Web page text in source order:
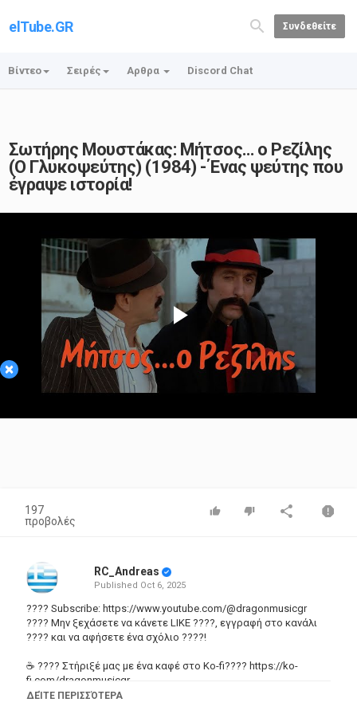
elTube.GR Συνδεθείτε
Βίντεο Σειρές Αρθρα Discord Chat
Σωτήρης Μουστάκας: Μήτσος… ο Ρεζίλης
(Ο Γλυκοψεύτης) (1984) - Ένας ψεύτης που
έγραψε ιστορία!
×
Play
Video
197
προβολές
RC_Andreas
Published Oct 6, 2025
???? Subscribe: https://www.youtube.com/@dragonmusicgr
???? Μην ξεχάσετε να κάνετε LIKE ????, εγγραφή στο κανάλι
???? και να αφήσετε ένα σχόλιο ????!
☕ ???? Στήριξέ μας με ένα καφέ στο Ko-fi???? https://ko-
fi.com/dragonmusicgr
ΔΕΊΤΕ ΠΕΡΙΣΣΌΤΕΡΑ